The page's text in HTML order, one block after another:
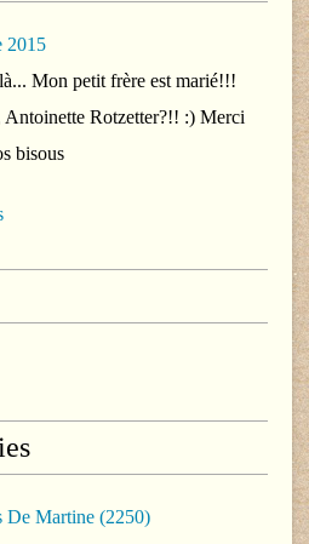
2015
Mon petit frère est marié!!!
Antoinette Rotzetter?!! :) Merci
bisous
De Martine (2250)